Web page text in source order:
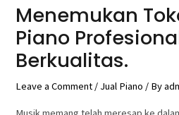
Menemukan
Piano
Berkualitas.
Leave a Comment / Jual Piano / By